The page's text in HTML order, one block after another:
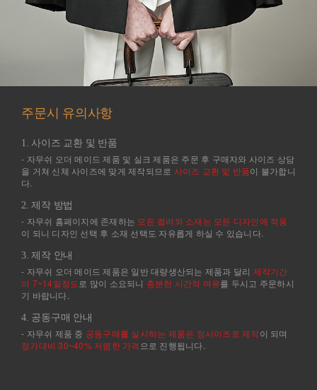
주문시 유의사항
1. 사이즈 교환 및 반품
- 자무쉬 오더 메이드 제품 및 실크 제품은 주문 후 구매자와 사이즈 상담
을 거쳐 신체 사이즈에 맞게 제작되므로 사이즈 교환 및 반품이 불가합니
다.
2. 제작 방법
- 자무쉬 홈페이지에 존재하는 모든 컬러와 소재는 모든 디자인에 적용
이 되니 디자인 선택 후 소재 선택도 자유롭게 하실 수 있습니다.
3. 제작 안내
- 자무쉬 오더 메이드 제품은 일반 대량생산되는 제품과 달리 제작기간
이 7~14일정도 로 많이 소요되니 충분한 시간적 여유를 두시고 주문하시
기 바랍니다.
4. 공동구매 안내
- 자무쉬 제품 중 공동구매를 실시하는 제품은 정사이즈로 제작이 되며
정가대비 30~40% 저렴한 가격 으로 진행됩니다.